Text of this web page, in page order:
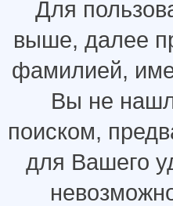
Для
выше, далее
фамилией,
Вы не
поиском,
для Вашего